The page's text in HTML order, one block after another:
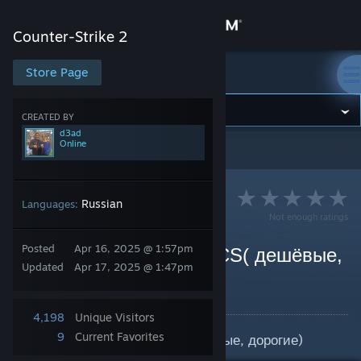
Store
Community
About
Support
Change language
View desktop website
Counter-Strike 2
Store Page
CREATED BY
d3ad
Online
Languages: Russian
Posted
Updated
Apr 16, 2025 @ 1:57pm
Apr 17, 2025 @ 1:47pm
4,198
Unique Visitors
9
Current Favorites
Counter-Strike 2
Counter-Strike 2
Not enough ratings
Топовые девайсы для CS( дешёвые,
дорогие)
Топовые девайсы для CS( дешёвые, дорогие)